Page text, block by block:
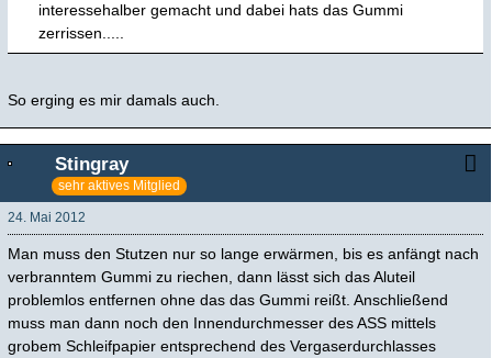
interessehalber gemacht und dabei hats das Gummi
zerrissen.....
So erging es mir damals auch.
Stingray
sehr aktives Mitglied
24. Mai 2012
Man muss den Stutzen nur so lange erwärmen, bis es anfängt nach
verbranntem Gummi zu riechen, dann lässt sich das Aluteil
problemlos entfernen ohne das das Gummi reißt. Anschließend
muss man dann noch den Innendurchmesser des ASS mittels
grobem Schleifpapier entsprechend des Vergaserdurchlasses